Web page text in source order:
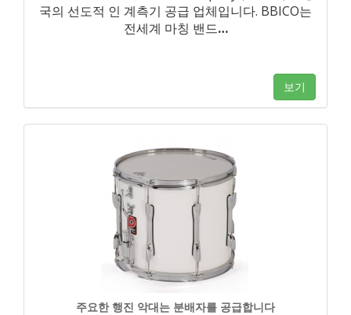
국의 선도적 인 계측기 공급 업체입니다. BBICO는
전세계 마칭 밴드…
보기
주요한 행진 악대는 분배자를 공급합니다